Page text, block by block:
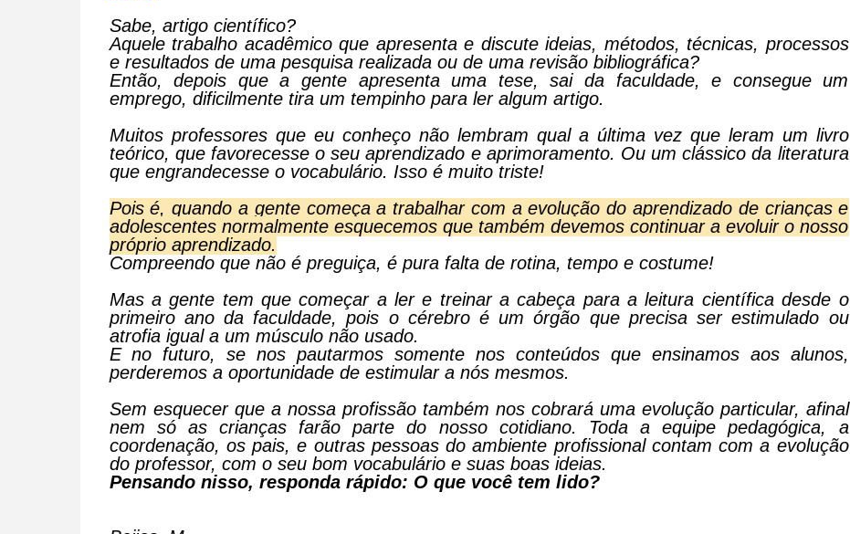
Sabe, artigo científico?
Aquele trabalho acadêmico que apresenta e discute ideias, métodos, técnicas, processos
e resultados de uma pesquisa realizada ou de uma revisão bibliográfica?
Então, depois que a gente apresenta uma tese, sai da faculdade, e consegue um
emprego, dificilmente tira um tempinho para ler algum artigo.
Muitos professores que eu conheço não lembram qual a última vez que leram um livro
teórico, que favorecesse o seu aprendizado e aprimoramento. Ou um clássico da literatura
que engrandecesse o vocabulário. Isso é muito triste!
Pois é, quando a gente começa a trabalhar com a evolução do aprendizado de crianças e
adolescentes normalmente esquecemos que também devemos continuar a evoluir o nosso
próprio aprendizado.
Compreendo que não é preguiça, é pura falta de rotina, tempo e costume!
Mas a gente tem que começar a ler e treinar a cabeça para a leitura científica desde o
primeiro ano da faculdade, pois o cérebro é um órgão que precisa ser estimulado ou
atrofia igual a um músculo não usado.
E no futuro, se nos pautarmos somente nos conteúdos que ensinamos aos alunos,
perderemos a oportunidade de estimular a nós mesmos.
Sem esquecer que a nossa profissão também nos cobrará uma evolução particular, afinal
nem só as crianças farão parte do nosso cotidiano. Toda a equipe pedagógica, a
coordenação, os pais, e outras pessoas do ambiente profissional contam com a evolução
do professor, com o seu bom vocabulário e suas boas ideias.
Pensando nisso, responda rápido: O que você tem lido?